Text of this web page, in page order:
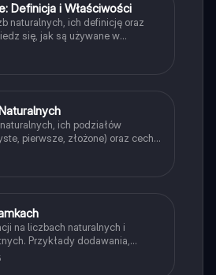
Definicja i Właściwości
naturalnych, ich definicję oraz
się, jak są używane w
mają zastosowanie w codziennym
na osi liczbowej.
ich podziałów
pierwsze, złożone) oraz cech
się, jak rozpoznać liczby
oraz zastosować zasady
na liczbach naturalnych i
Przykłady dodawania,
i dzielenia ułamków oraz
dla uczniów